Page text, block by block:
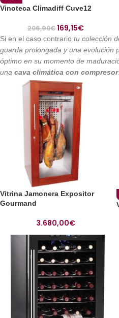
Vinoteca Climadiff Cuve12
206,90€169,15€
Si en el caso contrario tu colección
guarda prolongada y una evolución
óptimo en su momento de
una cava climática con compresor.
Vitrina Jamonera Expositor
Gourmand
3.680,00€